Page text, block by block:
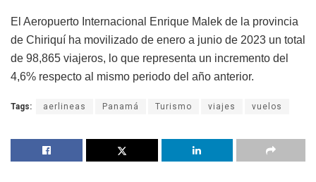
El Aeropuerto Internacional Enrique Malek de la provincia
de Chiriquí ha movilizado de enero a junio de 2023 un total
de 98,865 viajeros, lo que representa un incremento del
4,6% respecto al mismo periodo del año anterior.
Tags: aerlineas Panamá Turismo viajes vuelos